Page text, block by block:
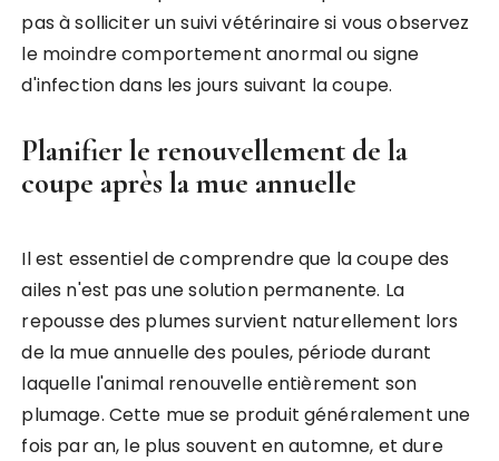
pas à solliciter un suivi vétérinaire si vous observez
le moindre comportement anormal ou signe
d'infection dans les jours suivant la coupe.
Planifier le renouvellement de la
coupe après la mue annuelle
Il est essentiel de comprendre que la coupe des
ailes n'est pas une solution permanente. La
repousse des plumes survient naturellement lors
de la mue annuelle des poules, période durant
laquelle l'animal renouvelle entièrement son
plumage. Cette mue se produit généralement une
fois par an, le plus souvent en automne, et dure